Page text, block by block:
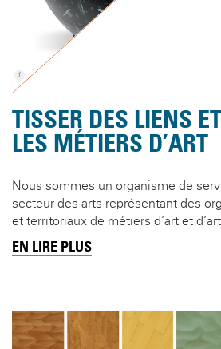
TISSER DES LIENS
LES MÉTIERS D’ART
Nous sommes un organisme de
secteur des arts représentant des
et territoriaux de métiers d’art et
EN LIRE PLUS